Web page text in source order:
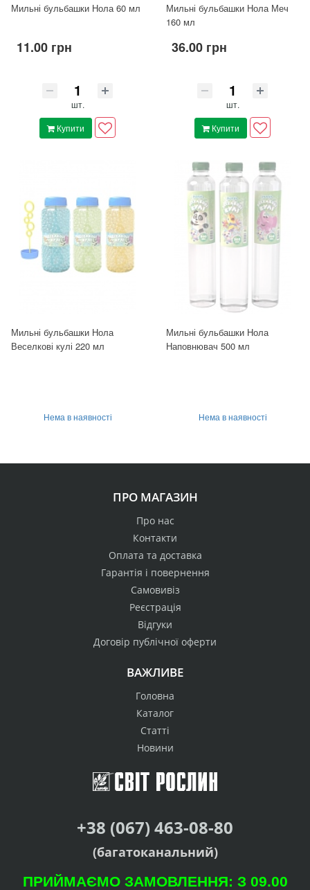
Мильні бульбашки Нола 60 мл
11.00 грн
шт.
Купити
Мильні бульбашки Нола Меч
160 мл
36.00 грн
шт.
Купити
Мильні бульбашки Нола
Веселкові кулі 220 мл
Нема в наявності
Мильні бульбашки Нола
Наповнювач 500 мл
Нема в наявності
ПРО МАГАЗИН
Про нас
Контакти
Оплата та доставка
Гарантія і повернення
Самовивіз
Реєстрація
Відгуки
Договір публічної оферти
ВАЖЛИВЕ
Головна
Каталог
Статті
Новини
+38 (067) 463-08-80
(багатоканальний)
ПРИЙМАЄМО ЗАМОВЛЕННЯ: З 09.00